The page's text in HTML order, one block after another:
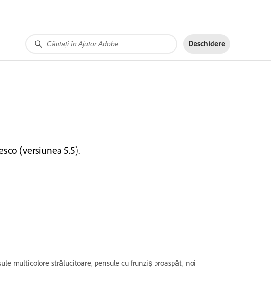
Deschidere
(versiunea 5.5).
multicolore strălucitoare, pensule cu frunziș proaspăt, noi